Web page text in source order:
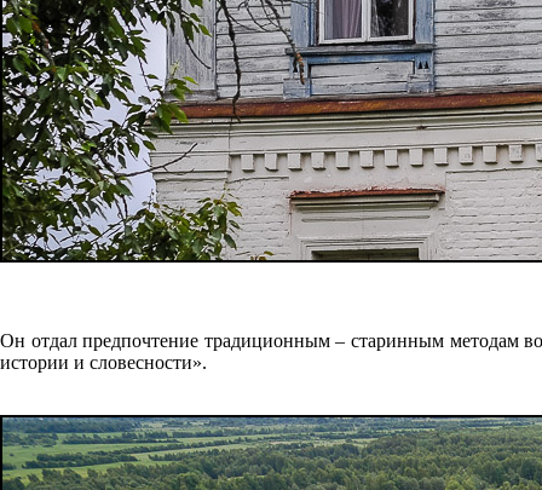
Он отдал предпочтение традиционным – старинным методам
истории и словесности».